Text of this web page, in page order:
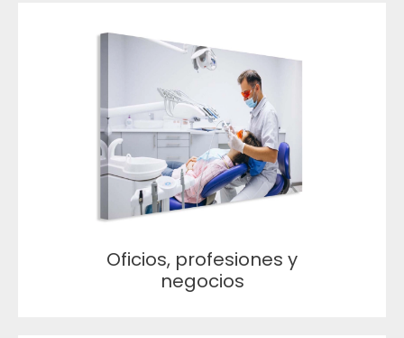
Oficios, profesiones y
negocios